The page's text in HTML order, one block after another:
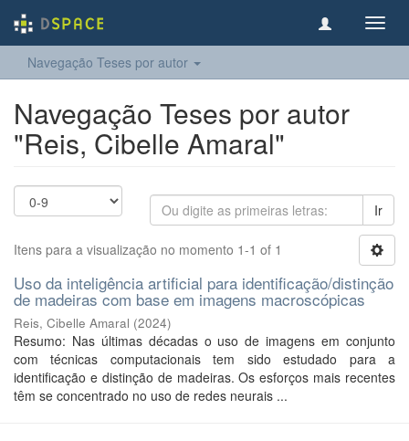
Navegação Teses por autor
Navegação Teses por autor
"Reis, Cibelle Amaral"
Ir
Itens para a visualização no momento 1-1 of 1
Uso da inteligência artificial para identificação/distinção
de madeiras com base em imagens macroscópicas
Reis, Cibelle Amaral (2024)
Resumo: Nas últimas décadas o uso de imagens em conjunto
com técnicas computacionais tem sido estudado para a
identificação e distinção de madeiras. Os esforços mais recentes
têm se concentrado no uso de redes neurais ...